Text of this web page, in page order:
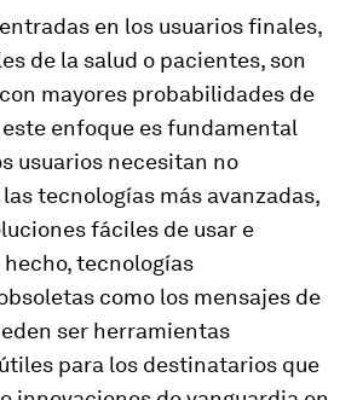
en los usuarios finales,
de la salud o pacientes, son
mayores probabilidades de
enfoque es fundamental
usuarios necesitan no
tecnologías más avanzadas,
fáciles de usar e
tecnologías
como los mensajes de
ser herramientas
para los destinatarios que